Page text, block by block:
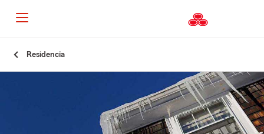
Residencia